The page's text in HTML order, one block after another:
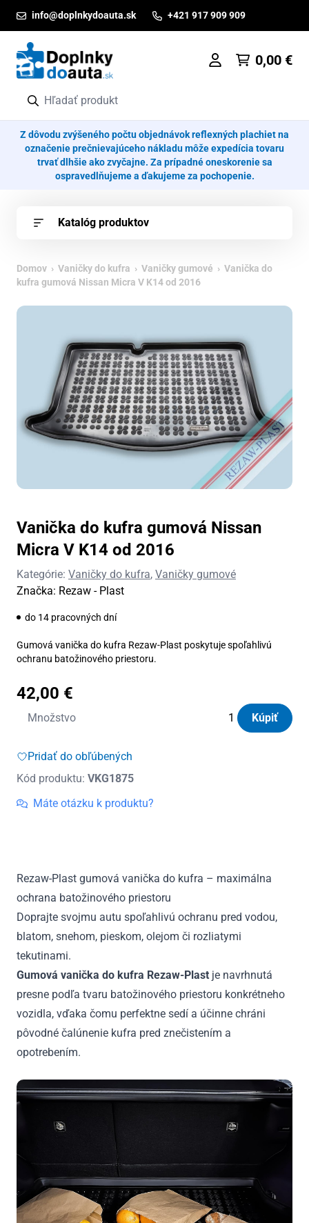
info@doplnkydoauta.sk +421 917 909 909
0,00 €
Z dôvodu zvýšeného počtu objednávok reflexných plachiet na
označenie prečnievajúceho nákladu môže expedícia tovaru
trvať dlhšie ako zvyčajne. Za prípadné oneskorenie sa
ospravedlňujeme a ďakujeme za pochopenie.
Katalóg produktov
Domov › Vaničky do kufra › Vaničky gumové › Vanička do
kufra gumová Nissan Micra V K14 od 2016
Vanička do kufra gumová Nissan
Micra V K14 od 2016
Kategórie: Vaničky do kufra, Vaničky gumové
Značka: Rezaw - Plast
do 14 pracovných dní
Gumová vanička do kufra Rezaw-Plast poskytuje spoľahlivú
ochranu batožinového priestoru.
42,00 €
Množstvo
množstvo
do
gumová
Nissan
2016
Kúpiť
Pridať do obľúbených
Kód produktu: VKG1875
Máte otázku k produktu?
Rezaw-Plast gumová vanička do kufra – maximálna
ochrana batožinového priestoru
Doprajte svojmu autu spoľahlivú ochranu pred vodou,
blatom, snehom, pieskom, olejom či rozliatymi
tekutinami.
Gumová vanička do kufra Rezaw-Plast je navrhnutá
presne podľa tvaru batožinového priestoru konkrétneho
vozidla, vďaka čomu perfektne sedí a účinne chráni
pôvodné čalúnenie kufra pred znečistením a
opotrebením.